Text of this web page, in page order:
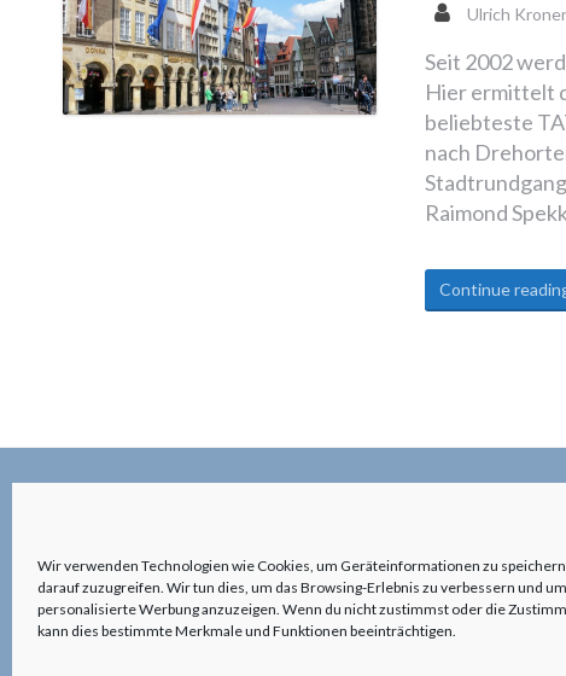
Wir verwenden Technologien wie Cookies, um Geräteinformationen zu
darauf zuzugreifen. Wir tun dies, um das Browsing-Erlebnis zu verbessern und
personalisierte Werbung anzuzeigen. Wenn du nicht zustimmst oder die
kann dies bestimmte Merkmale und Funktionen beeinträchtigen.
Ulrich
Seit 2002
Hier ermittelt
beliebteste
nach
Raimond
Continue